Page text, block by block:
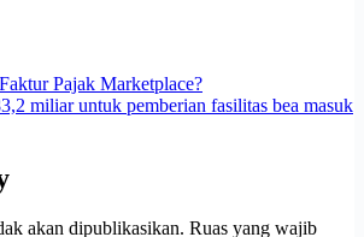
Pajak Marketplace?
miliar untuk pemberian fasilitas bea masuk
akan dipublikasikan. Ruas yang wajib